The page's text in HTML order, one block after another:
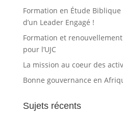
Formation en Étude Biblique
d’un Leader Engagé !
Formation et
pour l’UJC
La mission au coeur des
Bonne gouvernance en
Sujets récents